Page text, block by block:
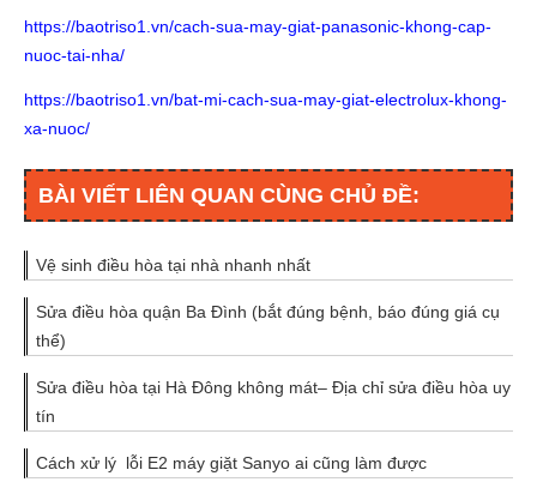
https://baotriso1.vn/cach-sua-may-giat-panasonic-khong-cap-
nuoc-tai-nha/
https://baotriso1.vn/bat-mi-cach-sua-may-giat-electrolux-khong-
xa-nuoc/
BÀI VIẾT LIÊN QUAN CÙNG CHỦ ĐỀ:
Vệ sinh điều hòa tại nhà nhanh nhất
Sửa điều hòa quận Ba Đình (bắt đúng bệnh, báo đúng giá cụ
thể)
Sửa điều hòa tại Hà Đông không mát– Địa chỉ sửa điều hòa uy
tín
Cách xử lý lỗi E2 máy giặt Sanyo ai cũng làm được